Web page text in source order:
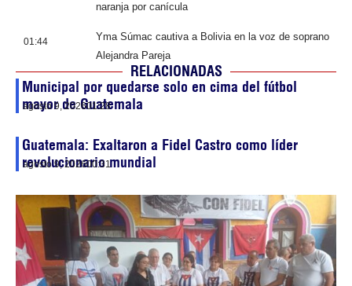
naranja por canícula
01:44
Yma Súmac cautiva a Bolivia en la voz de soprano
Alejandra Pareja
RELACIONADAS
Municipal por quedarse solo en cima del fútbol
mayor de Guatemala
agosto 9, 202601:28
Guatemala: Exaltaron a Fidel Castro como líder
revolucionario mundial
agosto 9, 202600:31